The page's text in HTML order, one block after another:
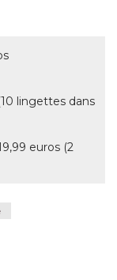
lingettes dans
euros (2